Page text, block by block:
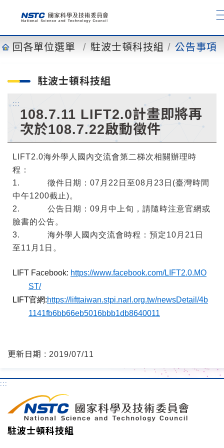
容
回各單位選單 駐波士頓科技組 公告事項
駐波士頓科技組
:::
108.7.11 LIFT2.0計畫即將再
次於108.7.22啟動徵件
LIFT2.0海外學人國內交流會第二梯次相關辦理時
程：
1. 徵件日期：07月22日至08月23日(臺灣時間
中午1200截止)。
2. 公告日期：09月中上旬，請隨時注意官網或
臉書的公告。
3. 海外學人國內交流會時程：預定10月21日
至11月1日。
LIFT Facebook: https://www.facebook.com/LIFT2.0.MO
ST/
LIFT官網:https://lifttaiwan.stpi.narl.org.tw/newsDetail/4b
1141fb6bb66eb5016bbb1db8640011
更新日期 : 2019/07/11
:::
駐波士頓科技組